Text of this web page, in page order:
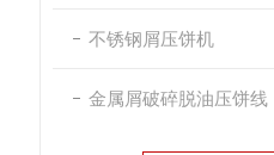
不锈钢屑压饼机
金属屑破碎脱油压饼线